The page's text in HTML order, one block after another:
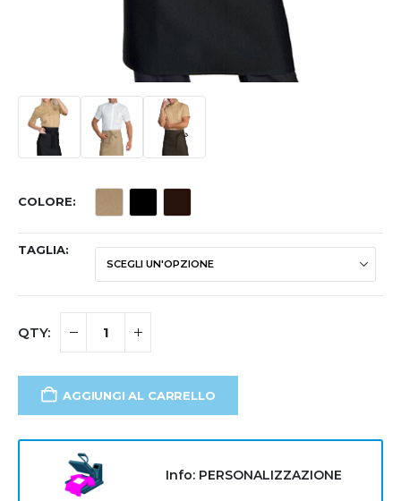
COLORE
TAGLIA
AGGIUNGI AL CARRELLO
Info: PERSONALIZZAZIONE